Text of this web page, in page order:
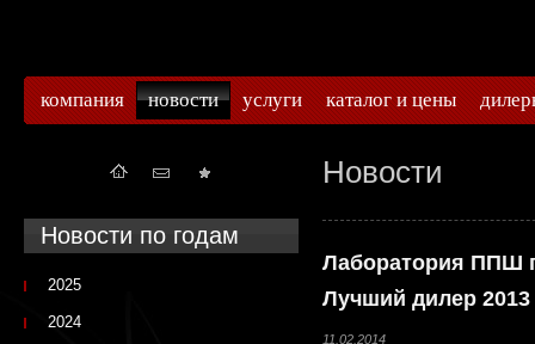
компания новости услуги каталог и цены
Новости
Лаборатория ППШ
Лучший дилер 2013
11.02.2014
Новости по годам
2025
2024